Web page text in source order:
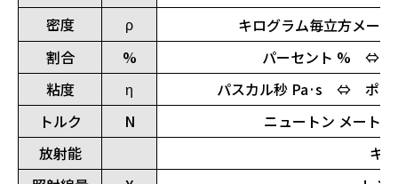
密度
ρ
キログラム毎立方メー
割合
%
パーセント % ⇔
粘度
η
パスカル秒 Pa·s ⇔ ポ
トルク
N
ニュートン メート
放射能
キ